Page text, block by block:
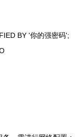
BY '你的强密码';